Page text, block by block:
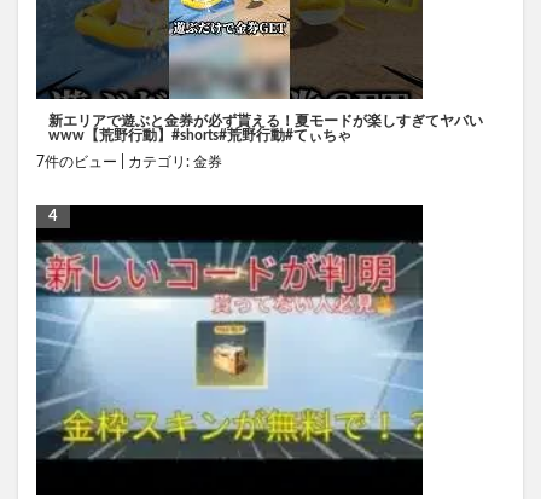
新エリアで遊ぶと金券が必ず貰える！夏モードが楽しすぎてヤバい
www【荒野行動】#shorts#荒野行動#てぃちゃ
7件のビュー
カテゴリ: 金券